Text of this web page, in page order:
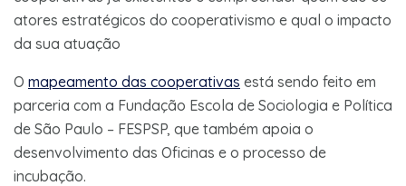
atores estratégicos do cooperativismo e qual o impacto
da sua atuação
O mapeamento das cooperativas está sendo feito em
parceria com a Fundação Escola de Sociologia e Política
de São Paulo – FESPSP, que também apoia o
desenvolvimento das Oficinas e o processo de
incubação.